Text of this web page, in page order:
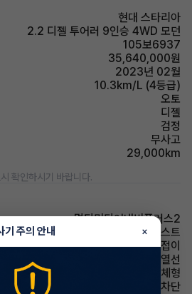
현대 스타리아
2.2 디젤 투어러 9인승 4WD 모던
105보6937
35,640,000원
2023년 02월
10.3km/L (4등급)
오토
디젤
검정
무사고
29,000km
확인하시기 바랍니다.
멀티미디어내비플러스2
헤드램프 하이빔 어시스트
사이드미러 전동접이
사이드미러 열선
사이드미러 방향지시등 일체형
윈드실드(앞유리) 자외선 차단
주의 안내 ×